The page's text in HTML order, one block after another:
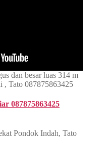
dan besar luas 314 m
, Tato 087875863425
087875863425
Pondok Indah, Tato